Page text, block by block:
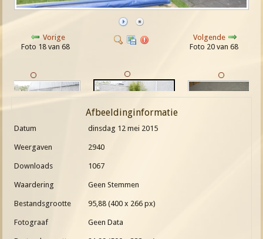
Vorige
Foto 18 van 68
Volgende
Foto 20 van 68
Afbeeldinginformatie
Datum dinsdag 12 mei 2015
Weergaven 2940
Downloads 1067
Waardering Geen Stemmen
Bestandsgrootte 95,88 (400 x 266 px)
Fotograaf Geen Data